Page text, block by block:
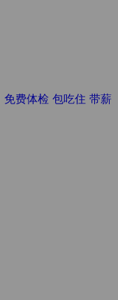
免费体检 包吃住 带薪